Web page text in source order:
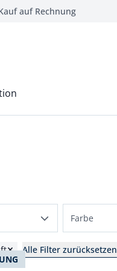
auf Rechnung
Farbe
Alle Filter zurücksetzen